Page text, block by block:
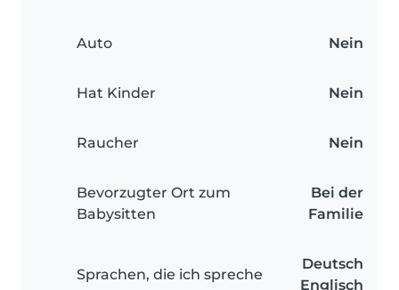
Auto Nein
Hat Kinder Nein
Raucher Nein
Bevorzugter Ort zum
Babysitten
Bei der
Familie
Sprachen, die ich spreche
Deutsch
Englisch